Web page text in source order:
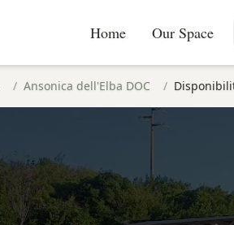
Home Our Space
/ Ansonica dell'Elba DOC /